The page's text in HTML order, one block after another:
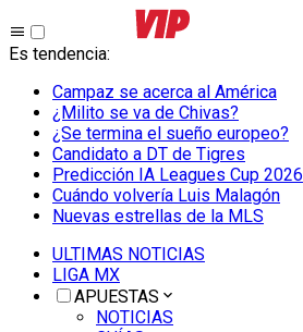
Es tendencia:
Campaz se acerca al América
¿Milito se va de Chivas?
¿Se termina el sueño europeo?
Candidato a DT de Tigres
Predicción IA Leagues Cup 2026
Cuándo volvería Luis Malagón
Nuevas estrellas de la MLS
ULTIMAS NOTICIAS
LIGA MX
APUESTAS
NOTICIAS